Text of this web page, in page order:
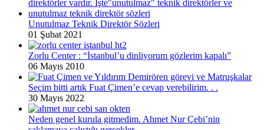
Unutulmaz Teknik Direktör Sözleri
01 Şubat 2021
Zorlu Center : “İstanbul’u dinliyorum gözlerim kapalı”
06 Mayıs 2010
Seçim bitti artık Fuat Çimen’e cevap verebilirim. . .
30 Mayıs 2022
Neden genel kurula gitmedim. Ahmet Nur Çebi’nin